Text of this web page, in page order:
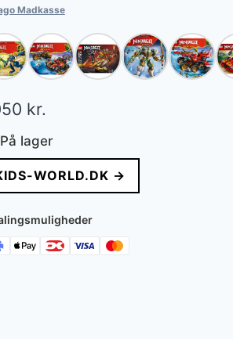
Madkasse
kr.
På lager
WORLD.DK →